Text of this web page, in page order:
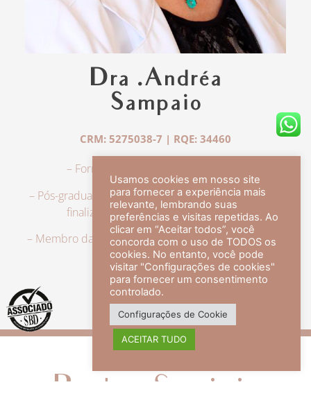
Dra .Andréa
Sampaio
CRM: 5275038-7 | RQE: 34460
– Formação em Medicina pela UFRJ.
– Pós-graduação em Dermatologia pela UFRJ, tendo
finalizado a especialização em 2007.
– Membro da Sociedade Brasileira de Dermatologia,
com título de especialista.
veja mais +
Redes Sociais
Usamos cookies em nosso site
para fornecer a experiência mais
relevante, lembrando suas
preferências e visitas repetidas. Ao
clicar em “Aceitar todos”, você
concorda com o uso de TODOS os
cookies. No entanto, você pode
visitar "Configurações de cookies"
para fornecer um consentimento
controlado.
Configurações de Cookie
ACEITAR TUDO